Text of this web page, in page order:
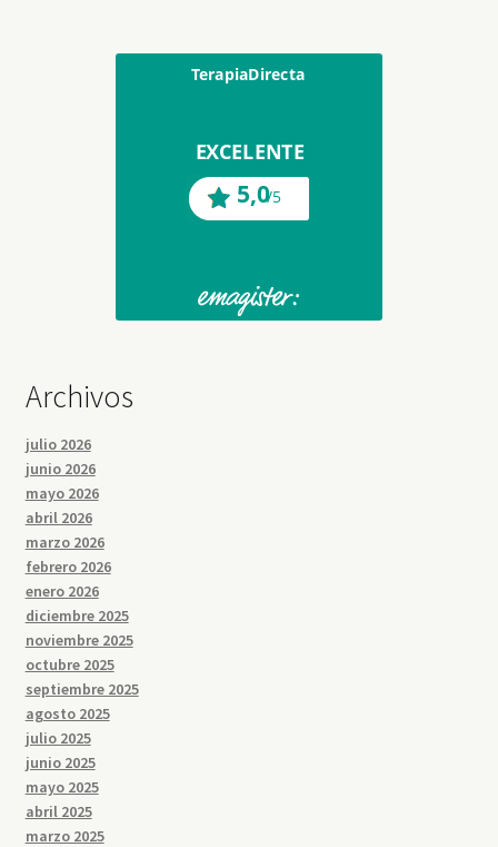
Archivos
julio 2026
junio 2026
mayo 2026
abril 2026
marzo 2026
febrero 2026
enero 2026
diciembre 2025
noviembre 2025
octubre 2025
septiembre 2025
agosto 2025
julio 2025
junio 2025
mayo 2025
abril 2025
marzo 2025